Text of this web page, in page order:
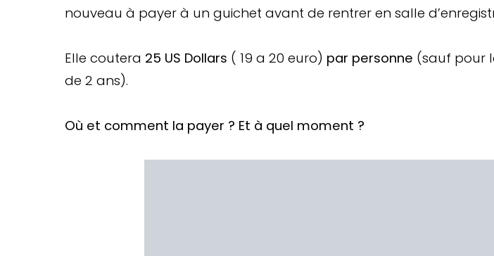
nouveau à payer à un guichet avant de rentrer en salle
Elle coutera 25 US Dollars ( 19 a 20 euro) par personne (sauf pour
de 2 ans).
Où et comment la payer ? Et à quel moment ?